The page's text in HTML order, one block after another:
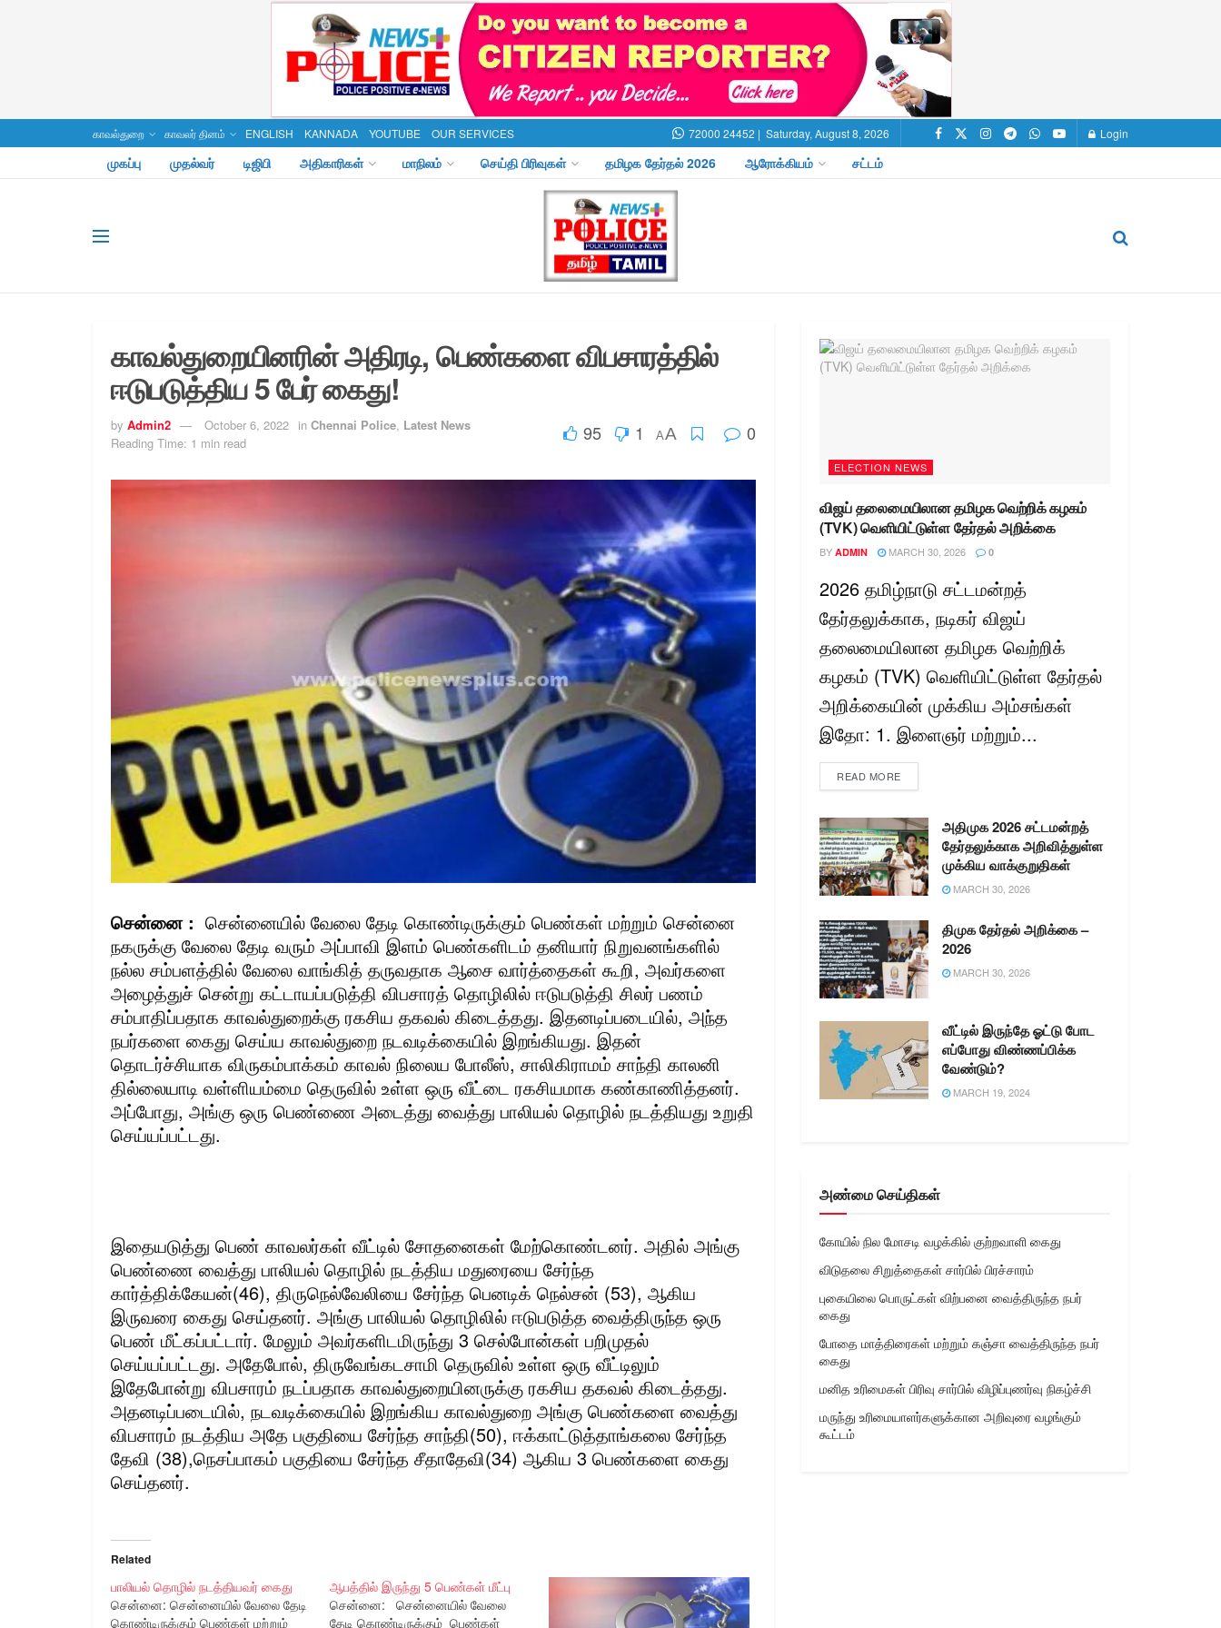
காவல்துறை காவலர் தினம் ENGLISH KANNADA YOUTUBE OUR SERVICES 72000 24452 | Saturday, August 8, 2026 Login
முகப்பு முதல்வர் டிஜிபி அதிகாரிகள் மாநிலம் செய்தி பிரிவுகள் தமிழக தேர்தல் 2026 ஆரோக்கியம் சட்டம்
காவல்துறையினரின் அதிரடி, பெண்களை விபசாரத்தில்
ஈடுபடுத்திய 5 பேர் கைது!
by Admin2 October 6, 2022 in Chennai Police, Latest News
Reading Time: 1 min read
95 1 AA 0
சென்னை : சென்னையில் வேலை தேடி கொண்டிருக்கும் பெண்கள் மற்றும் சென்னை
நகருக்கு வேலை தேடி வரும் அப்பாவி இளம் பெண்களிடம் தனியார் நிறுவனங்களில்
நல்ல சம்பளத்தில் வேலை வாங்கித் தருவதாக ஆசை வார்த்தைகள் கூறி, அவர்களை
அழைத்துச் சென்று கட்டாயப்படுத்தி விபசாரத் தொழிலில் ஈடுபடுத்தி சிலர் பணம்
சம்பாதிப்பதாக காவல்துறைக்கு ரகசிய தகவல் கிடைத்தது. இதனடிப்படையில், அந்த
நபர்களை கைது செய்ய காவல்துறை நடவடிக்கையில் இறங்கியது. இதன்
தொடர்ச்சியாக விருகம்பாக்கம் காவல் நிலைய போலீஸ், சாலிகிராமம் சாந்தி காலனி
தில்லையாடி வள்ளியம்மை தெருவில் உள்ள ஒரு வீட்டை ரகசியமாக கண்காணித்தனர்.
அப்போது, அங்கு ஒரு பெண்ணை அடைத்து வைத்து பாலியல் தொழில் நடத்தியது உறுதி
செய்யப்பட்டது.
இதையடுத்து பெண் காவலர்கள் வீட்டில் சோதனைகள் மேற்கொண்டனர். அதில் அங்கு
பெண்ணை வைத்து பாலியல் தொழில் நடத்திய மதுரையை சேர்ந்த
கார்த்திக்கேயன்(46), திருநெல்வேலியை சேர்ந்த பெனடிக் நெல்சன் (53), ஆகிய
இருவரை கைது செய்தனர். அங்கு பாலியல் தொழிலில் ஈடுபடுத்த வைத்திருந்த ஒரு
பெண் மீட்கப்பட்டார். மேலும் அவர்களிடமிருந்து 3 செல்போன்கள் பறிமுதல்
செய்யப்பட்டது. அதேபோல், திருவேங்கடசாமி தெருவில் உள்ள ஒரு வீட்டிலும்
இதேபோன்று விபசாரம் நடப்பதாக காவல்துறையினருக்கு ரகசிய தகவல் கிடைத்தது.
அதனடிப்படையில், நடவடிக்கையில் இறங்கிய காவல்துறை அங்கு பெண்களை வைத்து
விபசாரம் நடத்திய அதே பகுதியை சேர்ந்த சாந்தி(50), ஈக்காட்டுத்தாங்கலை சேர்ந்த
தேவி (38),நெசப்பாகம் பகுதியை சேர்ந்த சீதாதேவி(34) ஆகிய 3 பெண்களை கைது
செய்தனர்.
Related
பாலியல் தொழில் நடத்தியவர் கைது
சென்னை: சென்னையில் வேலை தேடி
கொண்டிருக்கும் பெண்கள் மற்றும்
ஆபத்தில் இருந்து 5 பெண்கள் மீட்பு
சென்னை: சென்னையில் வேலை
தேடி கொண்டிருக்கும் பெண்கள்
ELECTION NEWS
விஜய் தலைமையிலான தமிழக வெற்றிக் கழகம்
(TVK) வெளியிட்டுள்ள தேர்தல் அறிக்கை
BY ADMIN MARCH 30, 2026 0
2026 தமிழ்நாடு சட்டமன்றத்
தேர்தலுக்காக, நடிகர் விஜய்
தலைமையிலான தமிழக வெற்றிக்
கழகம் (TVK) வெளியிட்டுள்ள தேர்தல்
அறிக்கையின் முக்கிய அம்சங்கள்
இதோ: 1. இளைஞர் மற்றும்...
READ MORE
அதிமுக 2026 சட்டமன்றத்
தேர்தலுக்காக அறிவித்துள்ள
முக்கிய வாக்குறுதிகள்
MARCH 30, 2026
திமுக தேர்தல் அறிக்கை –
2026
MARCH 30, 2026
வீட்டில் இருந்தே ஓட்டு போட
எப்போது விண்ணப்பிக்க
வேண்டும்?
MARCH 19, 2024
அண்மை செய்திகள்
கோயில் நில மோசடி வழக்கில் குற்றவாளி கைது
விடுதலை சிறுத்தைகள் சார்பில் பிரச்சாரம்
புகையிலை பொருட்கள் விற்பனை வைத்திருந்த நபர்
கைது
போதை மாத்திரைகள் மற்றும் கஞ்சா வைத்திருந்த நபர்
கைது
மனித உரிமைகள் பிரிவு சார்பில் விழிப்புணர்வு நிகழ்ச்சி
மருந்து உரிமையாளர்களுக்கான அறிவுரை வழங்கும்
கூட்டம்